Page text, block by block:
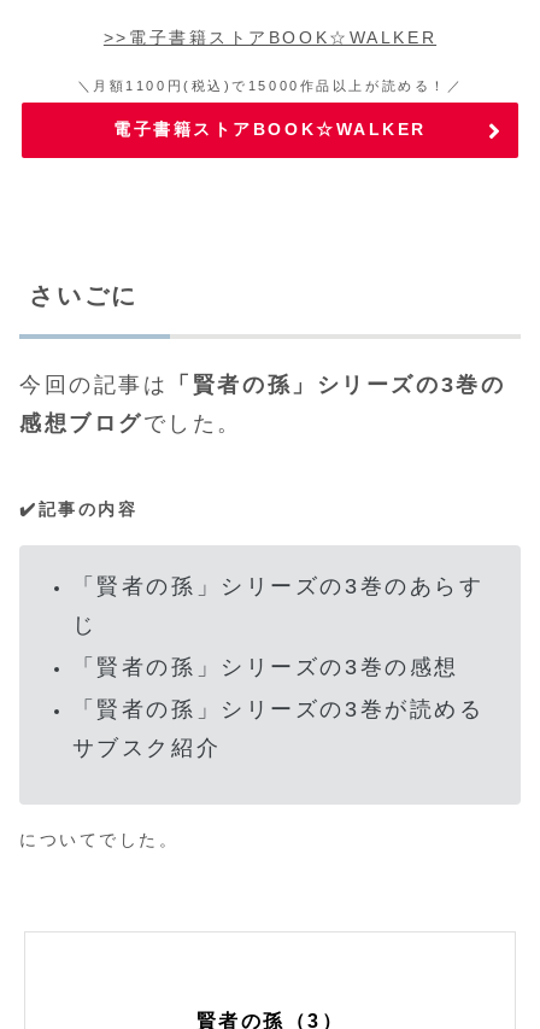
>>電子書籍ストアBOOK☆WALKER
＼月額1100円(税込)で15000作品以上が読める！／
電子書籍ストアBOOK☆WALKER
さいごに
今回の記事は
「賢者の孫」シリーズの3巻の
感想ブログでした。
✔️記事の内容
「賢者の孫」シリーズの3巻のあらす
じ
「賢者の孫」シリーズの3巻の感想
「賢者の孫」シリーズの3巻が読める
サブスク紹介
についてでした。
賢者の孫（3）